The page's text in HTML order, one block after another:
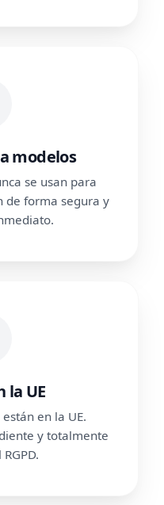
modelos
se usan para
de forma segura y
la UE
en la UE.
y totalmente